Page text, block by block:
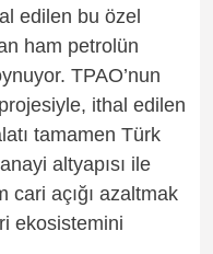
edilen bu özel
ham petrolün
TPAO’nun
ithal edilen
tamamen Türk
altyapısı ile
cari açığı azaltmak
ekosistemini